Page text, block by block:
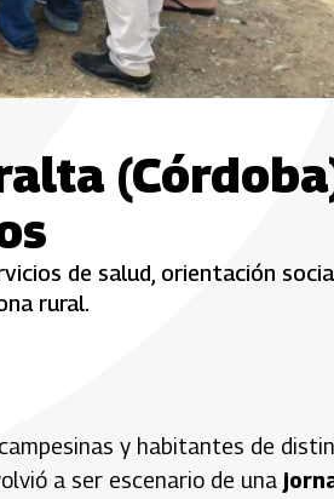
de salud, orientación
rural.
y habitantes de
a ser escenario de una